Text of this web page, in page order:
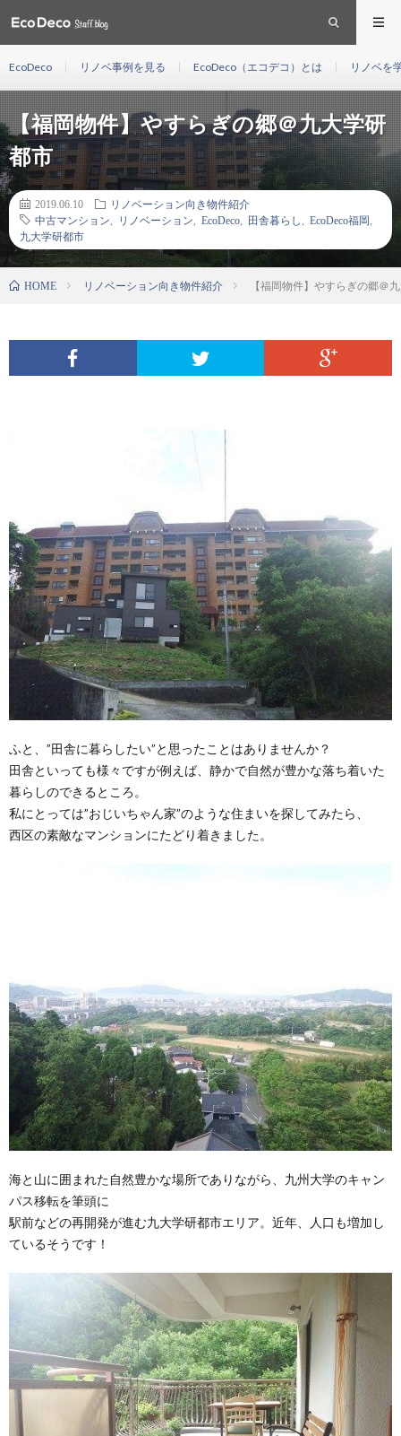
EcoDeco リノベ事例を見る EcoDeco（エコデコ）とは リノベを
【福岡物件】やすらぎの郷＠九大学研
都市
2019.06.10
リノベーション向き物件紹介
中古マンション
リノベーション EcoDeco 田舎暮らし EcoDeco福岡
九大学研都市
HOME リノベーション向き物件紹介 【福岡物件】やすらぎの郷＠
ふと、”田舎に暮らしたい”と思ったことはありませんか？
田舎といっても様々ですが例えば、静かで自然が豊かな落ち着いた
暮らしのできるところ。
私にとっては”おじいちゃん家”のような住まいを探してみたら、
西区の素敵なマンションにたどり着きました。
海と山に囲まれた自然豊かな場所でありながら、九州大学のキャン
パス移転を筆頭に
駅前などの再開発が進む九大学研都市エリア。近年、人口も増加し
ているそうです！